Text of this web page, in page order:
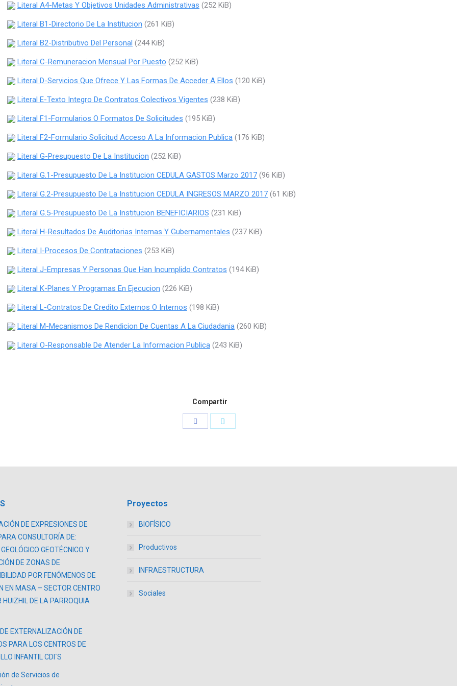
Literal A4-Metas Y Objetivos Unidades Administrativas (252 KiB)
Literal B1-Directorio De La Institucion (261 KiB)
Literal B2-Distributivo Del Personal (244 KiB)
Literal C-Remuneracion Mensual Por Puesto (252 KiB)
Literal D-Servicios Que Ofrece Y Las Formas De Acceder A Ellos (120 KiB)
Literal E-Texto Integro De Contratos Colectivos Vigentes (238 KiB)
Literal F1-Formularios O Formatos De Solicitudes (195 KiB)
Literal F2-Formulario Solicitud Acceso A La Informacion Publica (176 KiB)
Literal G-Presupuesto De La Institucion (252 KiB)
Literal G.1-Presupuesto De La Institucion CEDULA GASTOS Marzo 2017 (96 KiB)
Literal G.2-Presupuesto De La Institucion CEDULA INGRESOS MARZO 2017 (61 KiB)
Literal G.5-Presupuesto De La Institucion BENEFICIARIOS (231 KiB)
Literal H-Resultados De Auditorias Internas Y Gubernamentales (237 KiB)
Literal I-Procesos De Contrataciones (253 KiB)
Literal J-Empresas Y Personas Que Han Incumplido Contratos (194 KiB)
Literal K-Planes Y Programas En Ejecucion (226 KiB)
Literal L-Contratos De Credito Externos O Internos (198 KiB)
Literal M-Mecanismos De Rendicion De Cuentas A La Ciudadania (260 KiB)
Literal O-Responsable De Atender La Informacion Publica (243 KiB)
Compartir
Compartir
DE EXPRESIONES DE
CONSULTORÍA DE:
GEOTÉCNICO Y
DE ZONAS DE
POR FENÓMENOS DE
EN MASA – SECTOR CENTRO
HUIZHIL DE LA PARROQUIA
EXTERNALIZACIÓN DE
PARA LOS CENTROS DE
INFANTIL CDI´S
de Servicios de
Proyectos
BIOFÍSICO
Productivos
INFRAESTRUCTURA
Sociales